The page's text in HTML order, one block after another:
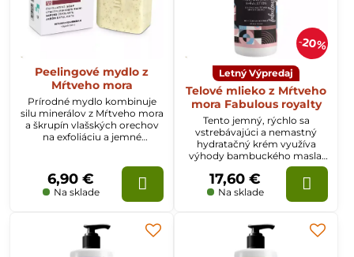
Peelingové mydlo z
Mŕtveho mora
Prírodné mydlo kombinuje
silu minerálov z Mŕtveho mora
a škrupín vlašských orechov
na exfoliáciu a jemné
vďaka čomu bude vaša pleť
jasnejšia a bude mať čistý a
žiarivý vzhľad.
Na sklade
6,90 €
20%
Letný Výpredaj
Telové mlieko z Mŕtveho
mora Fabulous royalty
Tento jemný, rýchlo sa
vstrebávajúci a nemastný
hydratačný krém využíva
výhody bambuckého masla,
kakaového masla a soli z
Mŕtveho mora na
minimalizáciu suchosti a
ochranu pred popraskaním pri
pričom zanecháva pokožku
neuveriteľne jemnú, hladkú a
vyživenú.
Na sklade
17,60 €